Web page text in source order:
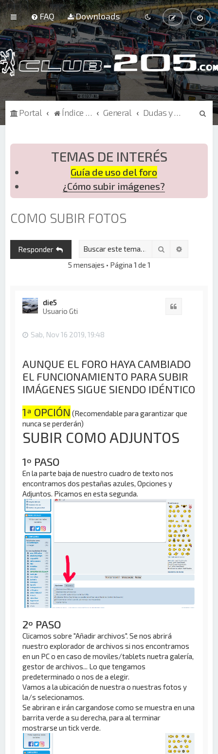
FAQ Downloads
Portal Índice de Foros General Dudas y sugerencias sobre la web
B
TEMAS DE INTERÉS
Guía de uso del foro
¿Cómo subir imágenes?
COMO SUBIR FOTOS
Responder Buscar
5 mensajes • Página 1 de 1
die5
Usuario Gti
Sab, Nov 16 2019, 19:48
AUNQUE EL FORO HAYA CAMBIADO
EL FUNCIONAMIENTO PARA SUBIR
IMÁGENES SIGUE SIENDO IDÉNTICO
1ª OPCIÓN (Recomendable para garantizar que
nunca se perderán)
SUBIR COMO ADJUNTOS
1º PASO
En la parte baja de nuestro cuadro de texto nos
encontramos dos pestañas azules, Opciones y
Adjuntos. Picamos en esta segunda.
2º PASO
Clicamos sobre "Añadir archivos". Se nos abrirá
nuestro explorador de archivos si nos encontramos
en un PC o en caso de moviles/tablets nuetra galería,
gestor de archivos... Lo que tengamos
predeterminado o nos de a elegir.
Vamos a la ubicación de nuestra o nuestras fotos y
la/s selecionamos.
Se abriran e irán cargandose como se muestra en una
barrita verde a su derecha, para al terminar
mostrarse un tick verde.